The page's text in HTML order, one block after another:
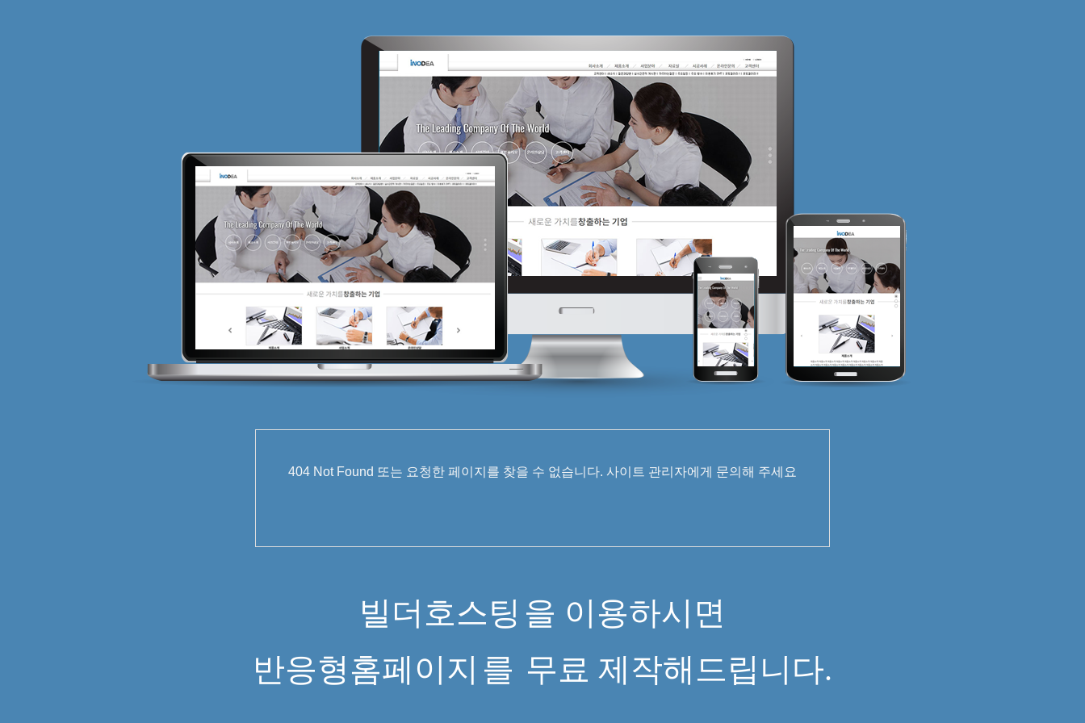
404 Not Found 또는 요청한 페이지를 찾을 수 없습니다. 사이트 관리자에게 문의해 주세요
빌더호스팅 을 이용하시면
반응형홈페이지 를 무료 제작해드립니다.